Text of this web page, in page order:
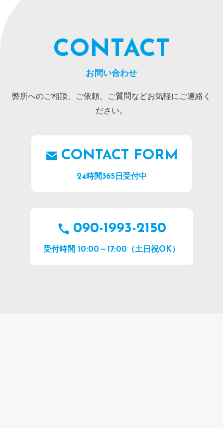
CONTACT
お問い合わせ
弊所へのご相談、ご依頼、ご質問などお気軽にご連絡く
ださい。
CONTACT FORM
24時間365日受付中
090-1993-2150
受付時間 10:00～17:00（土日祝OK）